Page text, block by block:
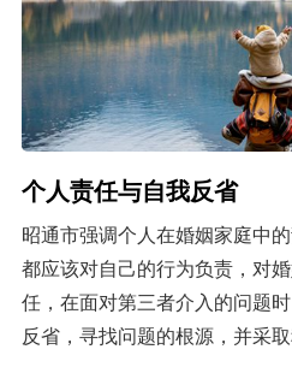
个人责任与自我反省
昭通市强调个人在婚姻家庭中
都应该对自己的行为负责，对
任，在面对第三者介入的问题
反省，寻找问题的根源，并采